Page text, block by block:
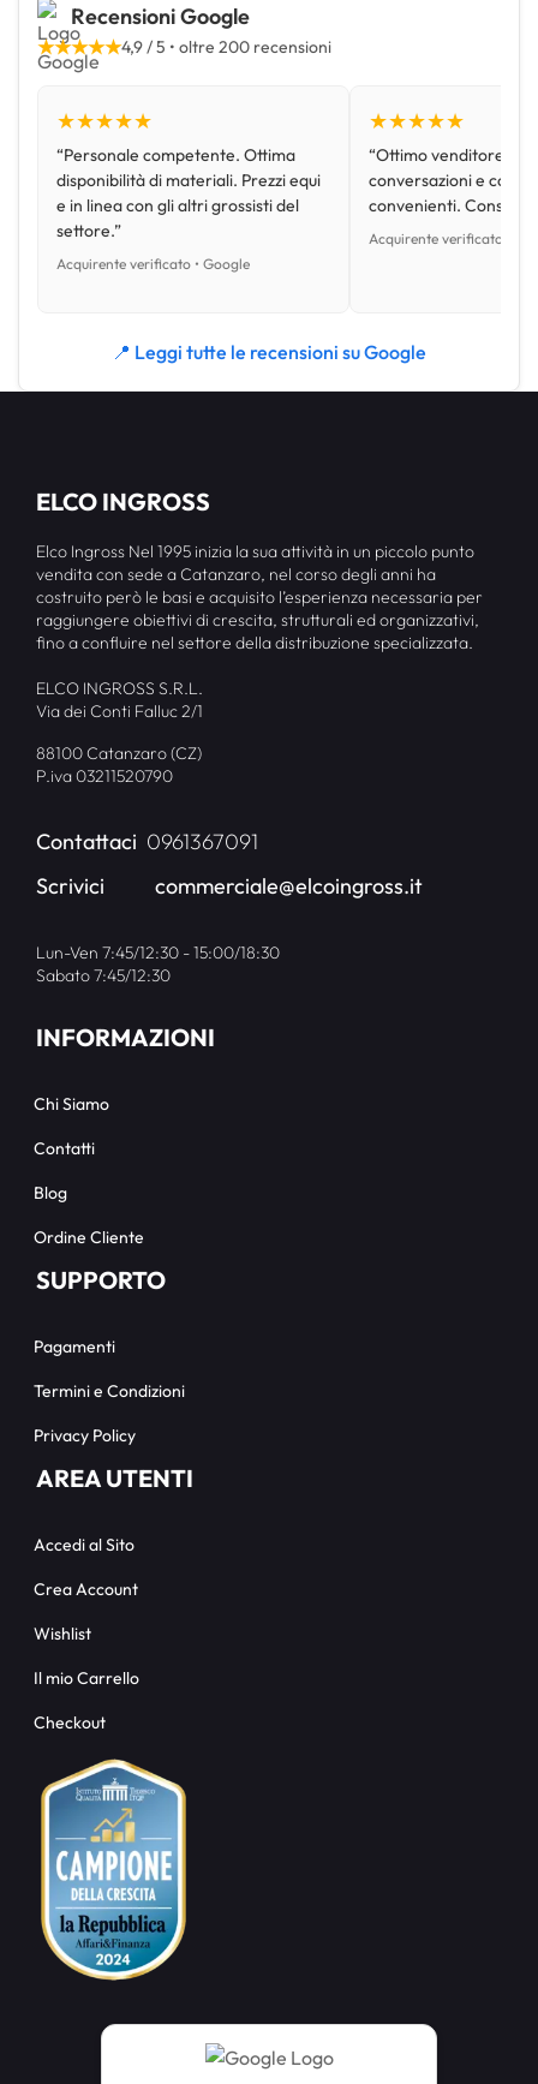
Recensioni Google
★★★★★4,9 / 5 • oltre 200 recensioni
★★★★★
“Personale competente. Ottima
disponibilità di materiali. Prezzi equi
e in linea con gli altri grossisti del
settore.”
Acquirente verificato • Google
★★★★★
“Ottimo venditore,
conversazioni e con
convenienti.
Acquirente verificato •
📍 Leggi tutte le recensioni su Google
ELCO INGROSS
Elco Ingross Nel 1995 inizia la sua attività in un piccolo punto
vendita con sede a Catanzaro, nel corso degli anni ha
costruito però le basi e acquisito l’esperienza necessaria per
raggiungere obiettivi di crescita, strutturali ed organizzativi,
fino a confluire nel settore della distribuzione specializzata.
ELCO INGROSS S.R.L.
Via dei Conti Falluc 2/1
88100 Catanzaro (CZ)
P.iva 03211520790
Contattaci 0961367091
Scrivici
commerciale@elcoingross.it
Lun-Ven 7:45/12:30 - 15:00/18:30
Sabato 7:45/12:30
INFORMAZIONI
Chi Siamo
Contatti
Blog
Ordine Cliente
SUPPORTO
Pagamenti
Termini e Condizioni
Privacy Policy
AREA UTENTI
Accedi al Sito
Crea Account
Wishlist
Il mio Carrello
Checkout